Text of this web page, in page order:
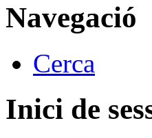
Navegació
Cerca
Inici de